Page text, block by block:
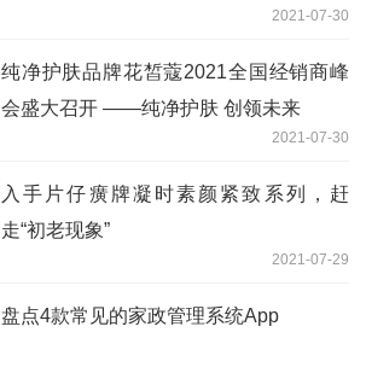
2021-07-30
纯净护肤品牌花皙蔻2021全国经销商峰
会盛大召开 ——纯净护肤 创领未来
2021-07-30
入手片仔癀牌凝时素颜紧致系列，赶
走“初老现象”
2021-07-29
盘点4款常见的家政管理系统App